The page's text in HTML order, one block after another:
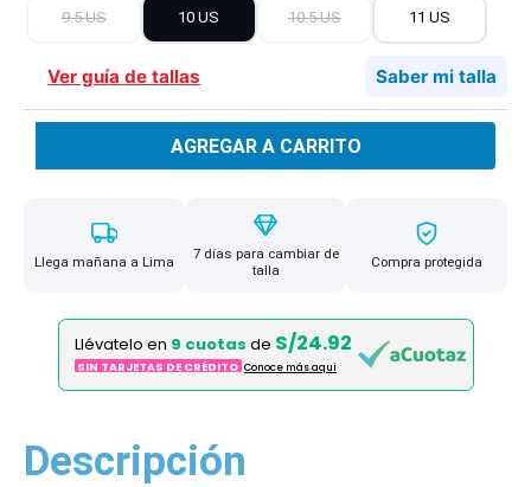
9.5 US 10 US 10.5 US 11 US
Ver guía de tallas Saber mi talla
AGREGAR A CARRITO
Llega mañana a Lima
7 días para cambiar de
talla
Compra protegida
Llévatelo en 9 cuotas de S/24.92
SIN TARJETAS DE CRÉDITO Conoce más aqui
Descripción